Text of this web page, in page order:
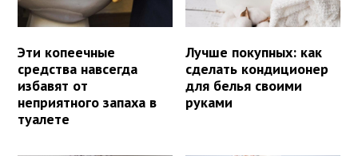
Эти копеечные
средства навсегда
избавят от
неприятного запаха в
туалете
Лучше покупных: как
сделать кондиционер
для белья своими
руками